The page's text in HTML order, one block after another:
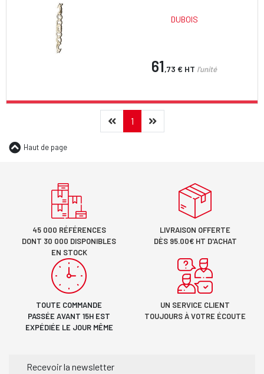
DUBOIS
61,73 € HT l'unité
Précédent
1(current)Suivant
Haut de page
45 000 RÉFÉRENCES
DONT 30 000 DISPONIBLES
EN STOCK
LIVRAISON OFFERTE
DÈS 95.00€ HT D'ACHAT
TOUTE COMMANDE
PASSÉE AVANT 15H EST
EXPÉDIÉE LE JOUR MÊME
UN SERVICE CLIENT
TOUJOURS À VOTRE ÉCOUTE
Recevoir la newsletter